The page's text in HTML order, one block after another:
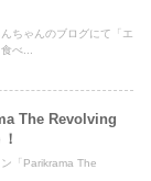
ちゃんのブログにて「エ
べ...
The Revolving
「Parikrama The